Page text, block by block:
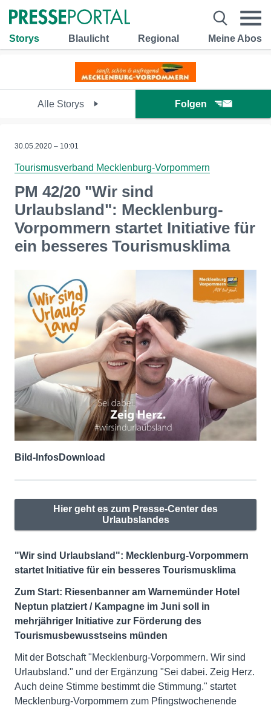
Storys Blaulicht Regional Meine Abos
Alle Storys Folgen
30.05.2020 – 10:01
Tourismusverband Mecklenburg-Vorpommern
PM 42/20 "Wir sind
Urlaubsland": Mecklenburg-
Vorpommern startet Initiative für
ein besseres Tourismusklima
Bild-InfosDownload
Hier geht es zum Presse-Center des
Urlaubslandes
"Wir sind Urlaubsland": Mecklenburg-Vorpommern
startet Initiative für ein besseres Tourismusklima
Zum Start: Riesenbanner am Warnemünder Hotel
Neptun platziert / Kampagne im Juni soll in
mehrjähriger Initiative zur Förderung des
Tourismusbewusstseins münden
Mit der Botschaft "Mecklenburg-Vorpommern. Wir sind
Urlaubsland." und der Ergänzung "Sei dabei. Zeig Herz.
Auch deine Stimme bestimmt die Stimmung." startet
Mecklenburg-Vorpommern zum Pfingstwochenende